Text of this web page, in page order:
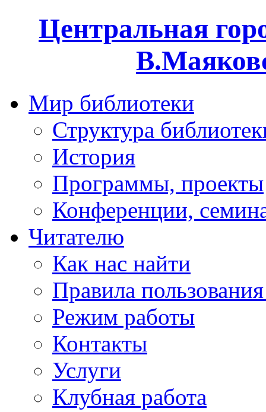
Центральная
Мир библиотеки
Структура
История
Программы, проекты
Конференции,
Читателю
Как нас найти
Правила
Режим работы
Контакты
Услуги
Клубная работа